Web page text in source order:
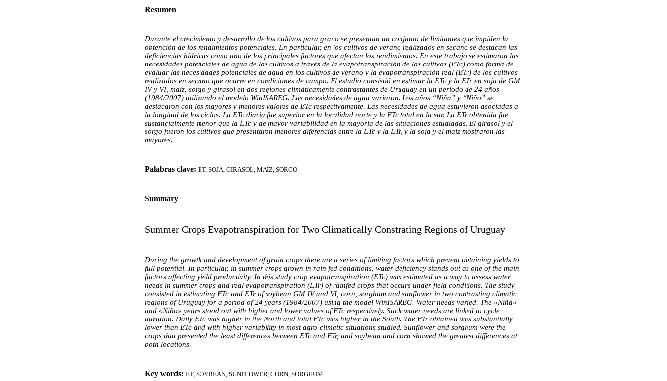
Resumen
Durante el crecimiento y desarrollo de los cultivos para grano se presentan un conjunto de limitantes que impiden la
obtención de los rendimientos potenciales. En particular, en los cultivos de verano realizados en secano se destacan las
deficiencias hídricas como uno de los principales factores que afectan los rendimientos. En este trabajo se estimaron las
necesidades potenciales de agua de los cultivos a través de la evapotranspiración de los cultivos (ETc) como forma de
evaluar las necesidades potenciales de agua en los cultivos de verano y la evapotranspiración real (ETr) de los cultivos
realizados en secano que ocurre en condiciones de campo. El estudio consistió en estimar la ETc y la ETr en soja de GM
IV y VI, maíz, sorgo y girasol en dos regiones climáticamente contrastantes de Uruguay en un período de 24 años
(1984/2007) utilizando el modelo WinISAREG. Las necesidades de agua variaron. Los años “Niña” y “Niño” se
destacaron con los mayores y menores valores de ETc respectivamente. Las necesidades de agua estuvieron asociadas a
la longitud de los ciclos. La ETc diaria fue superior en la localidad norte y la ETc total en la sur. La ETr obtenida fue
sustancialmente menor que la ETc y de mayor variabilidad en la mayoría de las situaciones estudiadas. El girasol y el
sorgo fueron los cultivos que presentaron menores diferencias entre la ETc y la ETr, y la soja y el maíz mostraron las
mayores.
Palabras clave: ET, SOJA, GIRASOL, MAÍZ, SORGO
Summary
Summer Crops Evapotranspiration for Two Climatically Constrating Regions of Uruguay
During the growth and development of grain crops there are a series of limiting factors which prevent obtaining yields to
full potential. In particular, in summer crops grown in rain fed conditions, water deficiency stands out as one of the main
factors affecting yield productivity. In this study crop evapotranspiration (ETc) was estimated as a way to assess water
needs in summer crops and real evapotranspiration (ETr) of rainfed crops that occurs under field conditions. The study
consisted in estimating ETc and ETr of soybean GM IV and VI, corn, sorghum and sunflower in two contrasting climatic
regions of Uruguay for a period of 24 years (1984/2007) using the model WinISAREG. Water needs varied. The «Niña»
and «Niño» years stood out with higher and lower values of ETc respectively. Such water needs are linked to cycle
duration. Daily ETc was higher in the North and total ETc was higher in the South. The ETr obtained was substantially
lower than ETc and with higher variability in most agro-climatic situations studied. Sunflower and sorghum were the
crops that presented the least differences between ETc and ETr, and soybean and corn showed the greatest differences at
both locations.
Key words: ET, SOYBEAN, SUNFLOWER, CORN, SORGHUM